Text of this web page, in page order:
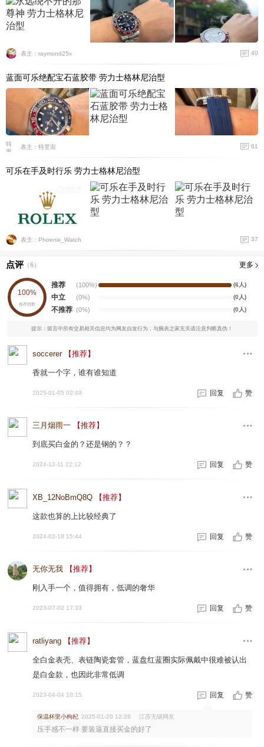
表主：raymond25x 40
蓝面可乐绝配宝石蓝胶带 劳力士格林尼治型
表主：特里宙 61
可乐在手及时行乐 劳力士格林尼治型
表主：Phoenix_Watch 37
点评（6） 更多
100%
推荐指数
推荐 (100%) (6人)
中立 (0%) (0人)
不推荐 (0%) (0人)
提示：留言中所有交易相关信息均为网友自发行为，与腕表之家无关请注意判断真伪！
soccerer 【推荐】
香就一个字，谁有谁知道
2025-01-05 02:49 回复 赞
三月烟雨一 【推荐】
到底买白金的？还是钢的？？
2024-12-11 22:12 回复 赞
XB_12NoBmQ8Q 【推荐】
这款也算的上比较经典了
2024-02-18 15:44 回复 赞
无你无我 【推荐】
刚入手一个，值得拥有，低调的奢华
2023-07-02 17:33 回复 赞
ratliyang 【推荐】
全白金表壳、表链陶瓷套管，蓝盘红蓝圈实际佩戴中很难被认出
是白金款，也因此非常低调
2023-04-04 10:15 回复 赞
保温杯里小枸杞 2025-01-20 12:28 江苏无锡网友
压手感不一样 要装逼直接买金的好了